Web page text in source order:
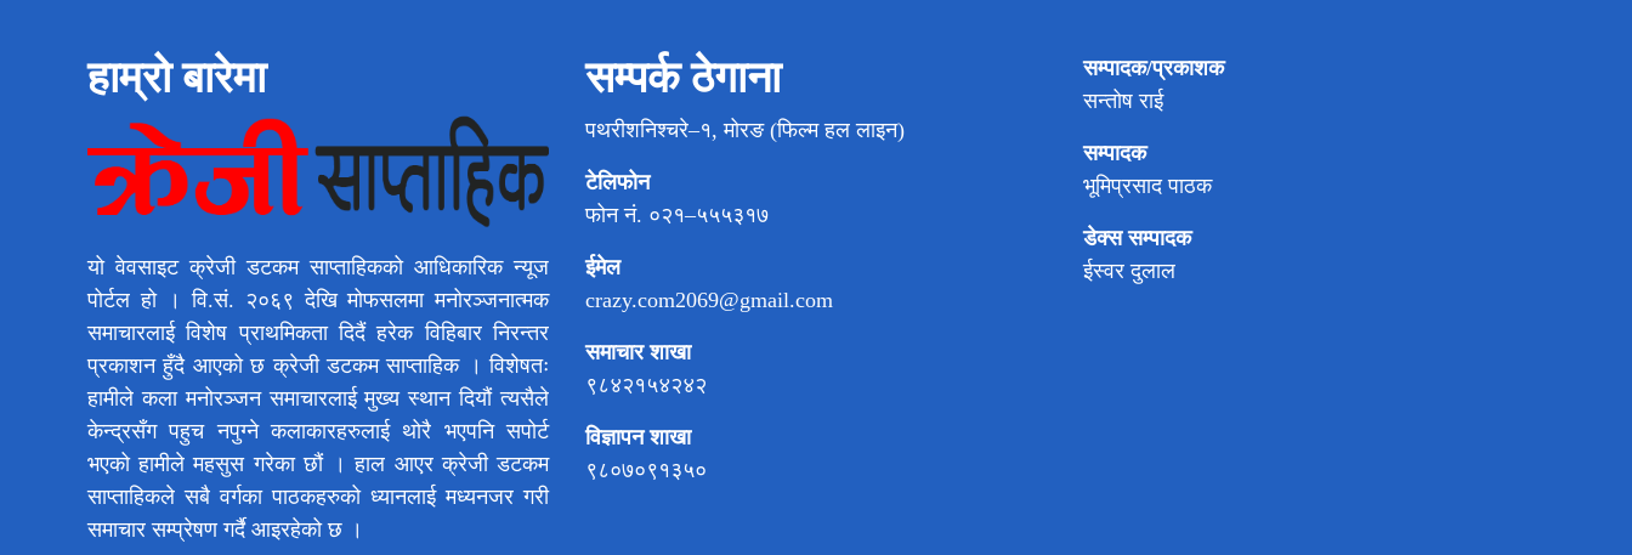
हाम्रो बारेमा
यो वेवसाइट क्रेजी डटकम साप्ताहिकको आधिकारिक न्यूज
पोर्टल हो । वि.सं. २०६९ देखि मोफसलमा मनोरञ्जनात्मक
समाचारलाई विशेष प्राथमिकता दिदैं हरेक विहिबार निरन्तर
प्रकाशन हुँदै आएको छ क्रेजी डटकम साप्ताहिक । विशेषतः
हामीले कला मनोरञ्जन समाचारलाई मुख्य स्थान दियौं त्यसैले
केन्द्रसँग पहुच नपुग्ने कलाकारहरुलाई थोरै भएपनि सपोर्ट
भएको हामीले महसुस गरेका छौं । हाल आएर क्रेजी डटकम
साप्ताहिकले सबै वर्गका पाठकहरुको ध्यानलाई मध्यनजर गरी
समाचार सम्प्रेषण गर्दै आइरहेको छ ।
सम्पर्क ठेगाना
पथरीशनिश्चरे–१, मोरङ (फिल्म हल लाइन)
टेलिफोन
फोन नं. ०२१–५५५३१७
ईमेल
crazy.com2069@gmail.com
समाचार शाखा
९८४२१५४२४२
विज्ञापन शाखा
९८०७०९१३५०
सम्पादक/प्रकाशक
सन्तोष राई
सम्पादक
भूमिप्रसाद पाठक
डेक्स सम्पादक
ईस्वर दुलाल